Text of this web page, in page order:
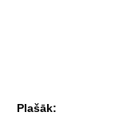
Plašāk: